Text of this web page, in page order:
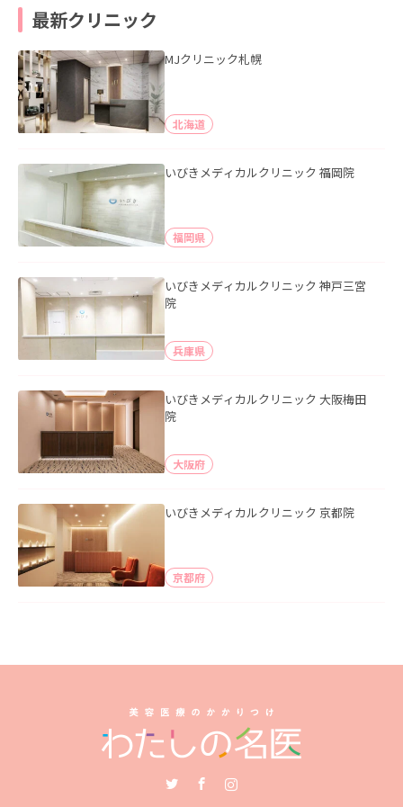
最新クリニック
MJクリニック札幌
北海道
いびきメディカルクリニック 福岡院
福岡県
いびきメディカルクリニック 神戸三宮
院
兵庫県
いびきメディカルクリニック 大阪梅田
院
大阪府
いびきメディカルクリニック 京都院
京都府